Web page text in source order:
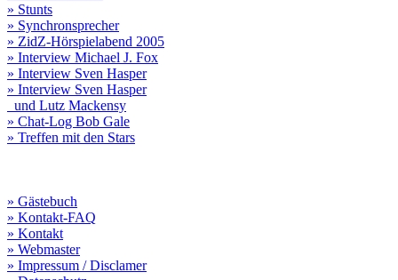
» Stunts
» Synchronsprecher
» ZidZ-Hörspielabend 2005
» Interview Michael J. Fox
» Interview Sven Hasper
» Interview Sven Hasper
und Lutz Mackensy
» Chat-Log Bob Gale
» Treffen mit den Stars
» Gästebuch
» Kontakt-FAQ
» Kontakt
» Webmaster
» Impressum / Disclamer